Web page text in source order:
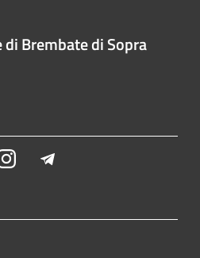
di Brembate di Sopra
Instagram